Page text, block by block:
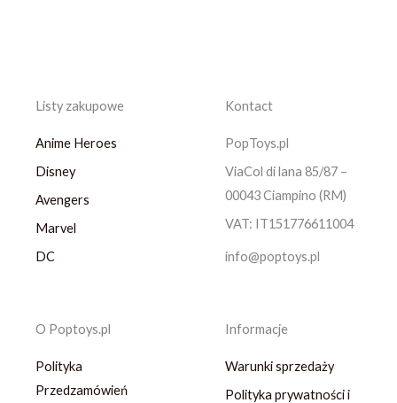
Listy zakupowe
Anime Heroes
Disney
Avengers
Marvel
DC
Kontact
PopToys.pl
ViaCol di lana 85/87 –
00043 Ciampino (RM)
VAT: IT151776611004
info@poptoys.pl
O Poptoys.pl
Polityka
Przedzamówień
Informacje
Warunki sprzedaży
Polityka prywatności i